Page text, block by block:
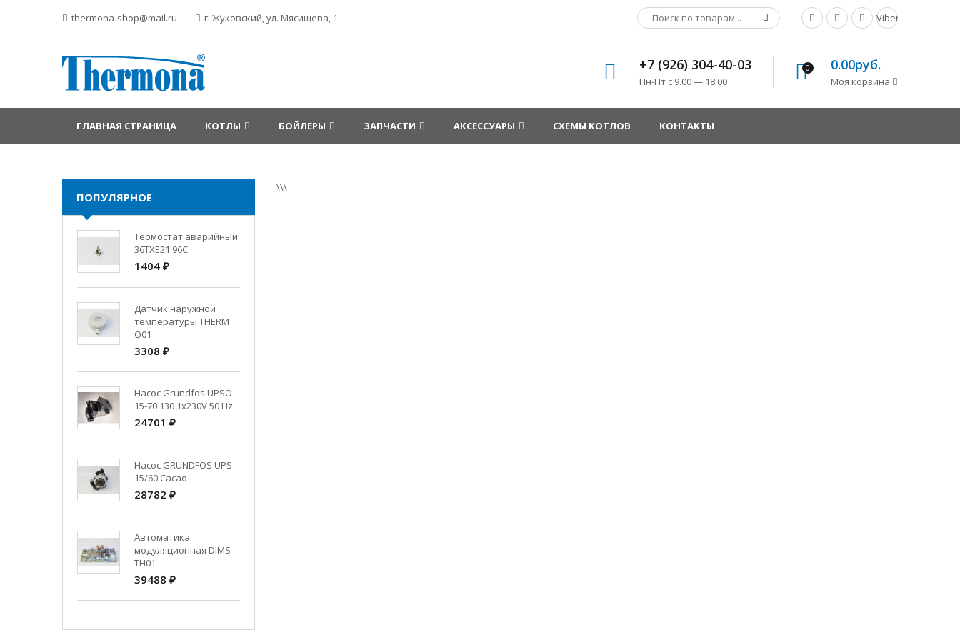
thermona-shop@mail.ru г. Жуковский, ул. Мясищева, 1 Viber
+7 (926) 304-40-03
Пн-Пт с 9.00 — 18.00
0 0.00руб.
Моя корзина
ГЛАВНАЯ СТРАНИЦА КОТЛЫ БОЙЛЕРЫ ЗАПЧАСТИ АКСЕССУАРЫ СХЕМЫ КОТЛОВ КОНТАКТЫ
\\\
ПОПУЛЯРНОЕ
Термостат аварийный
36TXE21 96C
1404 ₽
Датчик наружной
температуры THERM
Q01
3308 ₽
Насос Grundfos UPSO
15-70 130 1x230V 50 Hz
24701 ₽
Насос GRUNDFOS UPS
15/60 Cacao
28782 ₽
Автоматика
модуляционная DIMS-
TH01
39488 ₽